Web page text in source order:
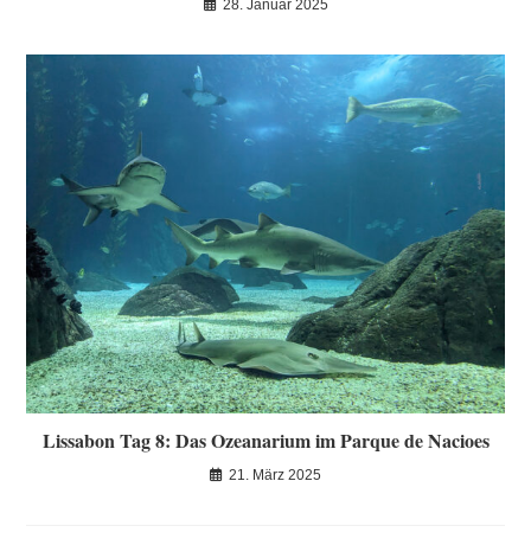
28. Januar 2025
Lissabon Tag 8: Das Ozeanarium im Parque de Nacioes
21. März 2025